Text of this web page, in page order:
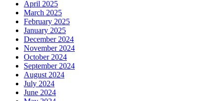
April 2025
March 2025
February 2025
January 2025
December 2024
November 2024
October 2024
September 2024
August 2024
July 2024
June 2024